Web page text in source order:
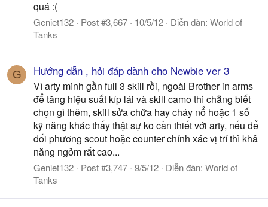
quá :(
Geniet132 Post #3,667 10/5/12 Diễn đàn: World of
Tanks
G Hướng dẫn , hỏi đáp dành cho Newbie ver 3
Vì arty mình gần full 3 skill rồi, ngoài Brother in arms
để tăng hiệu suất kíp lái và skill camo thì chẳng biết
chọn gì thêm, skill sửa chữa hay cháy nổ hoặc 1 số
kỹ năng khác thấy thật sự ko cần thiết với arty, nếu để
đối phương scout hoặc counter chính xác vị trí thì khả
năng ngỏm rất cao...
Geniet132 Post #3,747 9/5/12 Diễn đàn: World of
Tanks